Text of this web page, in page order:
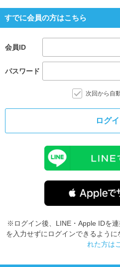
すでに会員の方はこちら
会員ID
パスワード
次回から自
ログ
※ログイン後、LINE・Apple IDを
を入力せずにログインできるように
れた方は